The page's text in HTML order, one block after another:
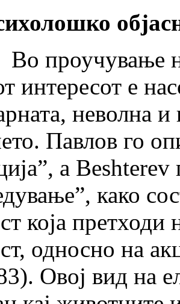
на
интересот е
неволна
Павлов го
а
како
која претходи
односно на
Овој вид на